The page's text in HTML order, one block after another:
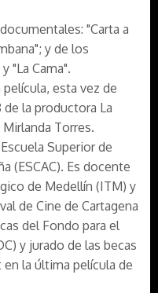
"Carta a
y de los
"La Cama".
esta vez de
la productora La
Torres.
Superior de
(ESCAC). Es docente
de Medellín (ITM) y
de Cine de Cartagena
del Fondo para el
y jurado de las becas
la última película de